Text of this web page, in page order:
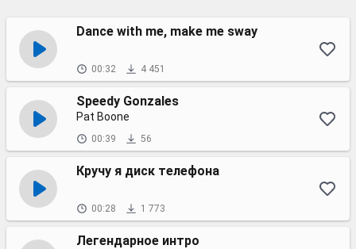
Dance with me, make me sway
00:32 4 451
Speedy Gonzales
Pat Boone
00:39 56
Кручу я диск телефона
00:28 1 773
Легендарное интро